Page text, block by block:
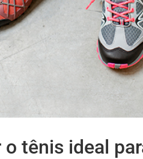
tênis ideal